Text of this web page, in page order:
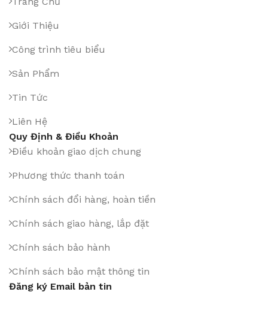
Giới Thiệu
Công trình tiêu biểu
Sản Phẩm
Tin Tức
Liên Hệ
Quy Định & Điều Khoản
Điều khoản giao dịch chung
Phương thức thanh toán
Chính sách đổi hàng, hoàn tiền
Chính sách giao hàng, lắp đặt
Chính sách bảo hành
Chính sách bảo mật thông tin
Đăng ký Email bản tin